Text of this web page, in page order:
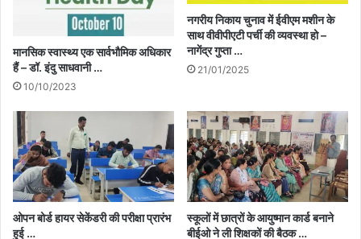
मानसिक स्वास्थ्य एक सार्वभौमिक अधिकार
हैं – डॉ. इंदु साधवानी …
10/10/2023
नगरीय निकाय चुनाव में ईवीएम मशीन के
साथ वीवीपीएटी पर्ची की व्यवस्था हो –
नागेंद्र गुप्ता …
21/01/2025
ओपन बोर्ड हायर सेकेंडरी की परीक्षा प्रारंभ
हुई …
स्कूलों में छात्रों के आयुष्मान कार्ड बनाने
बीईओ ने ली शिक्षकों की बैठक …